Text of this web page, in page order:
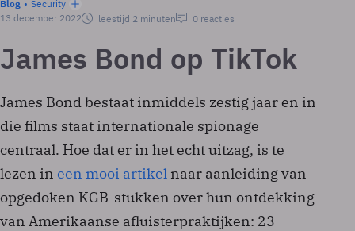
Blog
Security
13 december 2022
leestijd 2 minuten 0 reacties
James Bond op TikTok
James Bond bestaat inmiddels zestig jaar en in
die films staat internationale spionage
centraal. Hoe dat er in het echt uitzag, is te
lezen in een mooi artikel naar aanleiding van
opgedoken KGB-stukken over hun ontdekking
van Amerikaanse afluisterpraktijken: 23